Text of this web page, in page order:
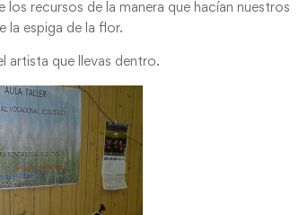
recursos de la manera que hacían nuestros
la espiga de la flor.
artista que llevas dentro.